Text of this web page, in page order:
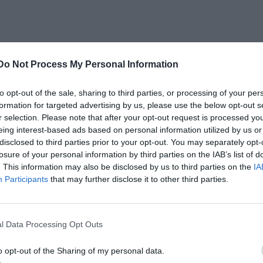
Not Process My Personal Information
opt-out of the sale, sharing to third parties, or processing of your
for targeted advertising by us, please use the below opt-out
selection. Please note that after your opt-out request is processed
interest-based ads based on personal information utilized by us
to third parties prior to your opt-out. You may separately
of your personal information by third parties on the IAB’s list of
This information may also be disclosed by us to third parties on the
Participants that may further disclose it to other third parties.
Data Processing Opt Outs
opt-out of the Sharing of my personal data.
se întâlnesc în finală după ce ambele echipe
în urmă cu două zile. Americancele le-au pus la
86-76, în timp ce Spania a lăsat Serbia în urmă,
a învins confortabil Spania (103-63), devenind clar